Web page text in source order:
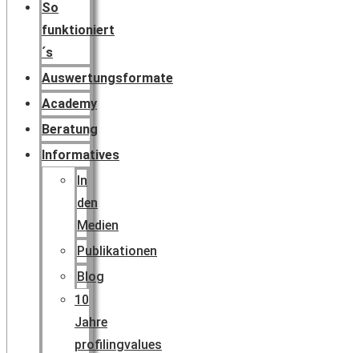
So
funktioniert
´s
Auswertungsformate
Academy
Beratung
Informatives
In
den
Medien
Publikationen
Blog
10
Jahre
profilingvalues